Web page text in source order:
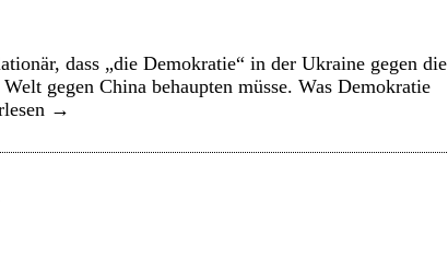
dass „die Demokratie“ in der Ukraine gegen die
gegen China behaupten müsse. Was Demokratie
→